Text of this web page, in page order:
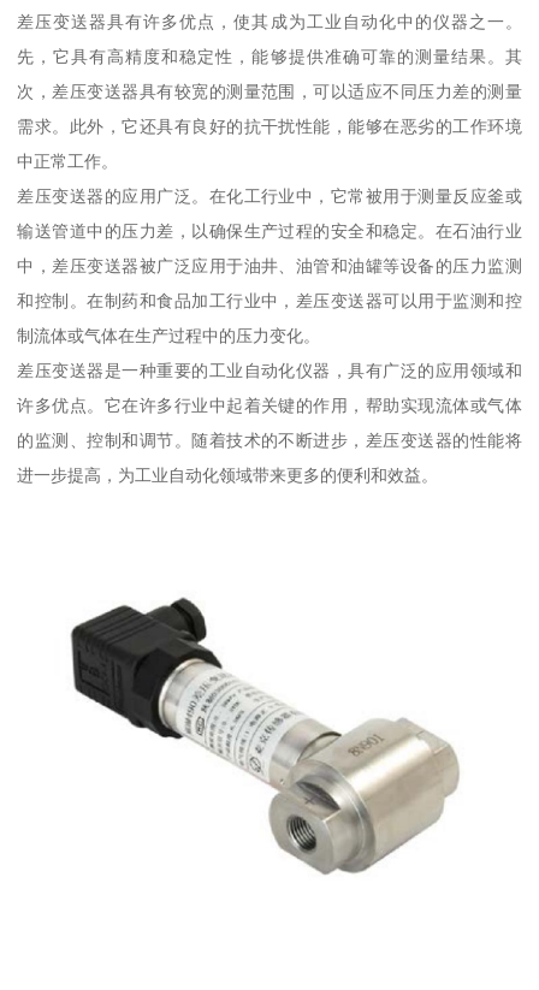
差压变送器具有许多优点，使其成为工业自动化中的仪器之一。
先，它具有高精度和稳定性，能够提供准确可靠的测量结果。其
次，差压变送器具有较宽的测量范围，可以适应不同压力差的测量
需求。此外，它还具有良好的抗干扰性能，能够在恶劣的工作环境
中正常工作。
差压变送器的应用广泛。在化工行业中，它常被用于测量反应釜或
输送管道中的压力差，以确保生产过程的安全和稳定。在石油行业
中，差压变送器被广泛应用于油井、油管和油罐等设备的压力监测
和控制。在制药和食品加工行业中，差压变送器可以用于监测和控
制流体或气体在生产过程中的压力变化。
差压变送器是一种重要的工业自动化仪器，具有广泛的应用领域和
许多优点。它在许多行业中起着关键的作用，帮助实现流体或气体
的监测、控制和调节。随着技术的不断进步，差压变送器的性能将
进一步提高，为工业自动化领域带来更多的便利和效益。